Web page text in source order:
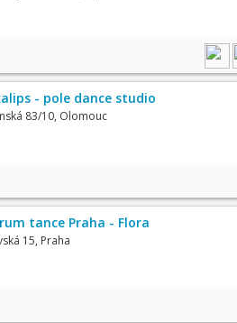
- pole dance studio
83/10, Olomouc
tance Praha - Flora
15, Praha